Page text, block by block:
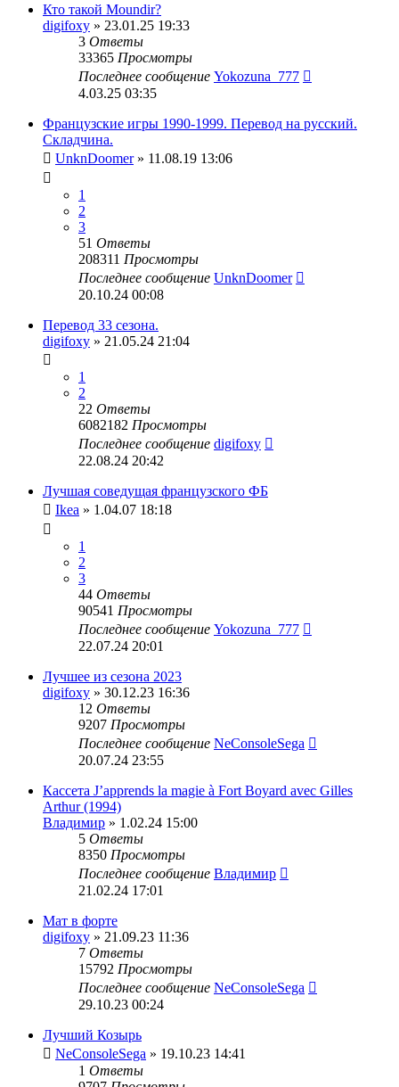
Кто такой Moundir?
digifoxy » 23.01.25 19:33
3 Ответы
33365 Просмотры
Последнее сообщение Yokozuna_777
4.03.25 03:35
Французские игры 1990-1999. Перевод на русский.
Складчина.
UnknDoomer» 11.08.19 13:06
1
2
3
51 Ответы
208311 Просмотры
Последнее сообщение UnknDoomer
20.10.24 00:08
Перевод 33 сезона.
digifoxy » 21.05.24 21:04
1
2
22 Ответы
6082182 Просмотры
Последнее сообщение digifoxy
22.08.24 20:42
Лучшая соведущая французского ФБ
Ikea » 1.04.07 18:18
1
2
3
44 Ответы
90541 Просмотры
Последнее сообщение Yokozuna_777
22.07.24 20:01
Лучшее из сезона 2023
digifoxy » 30.12.23 16:36
12 Ответы
9207 Просмотры
Последнее сообщение NeConsoleSega
20.07.24 23:55
Кассета J’apprends la magie à Fort Boyard avec Gilles
Arthur (1994)
Владимир » 1.02.24 15:00
5 Ответы
8350 Просмотры
Последнее сообщение Владимир
21.02.24 17:01
Мат в форте
digifoxy » 21.09.23 11:36
7 Ответы
15792 Просмотры
Последнее сообщение NeConsoleSega
29.10.23 00:24
Лучший Козырь
NeConsoleSega » 19.10.23 14:41
1 Ответы